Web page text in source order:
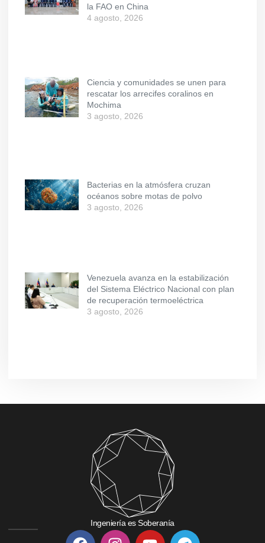
la FAO en China
4 agosto, 2026
Ciencia y comunidades se unen para
rescatar los arrecifes coralinos en
Mochima
3 agosto, 2026
Bacterias en la atmósfera cruzan
océanos sobre motas de polvo
3 agosto, 2026
Venezuela avanza en la estabilización
del Sistema Eléctrico Nacional con plan
de recuperación termoeléctrica
3 agosto, 2026
Ingeniería es Soberanía